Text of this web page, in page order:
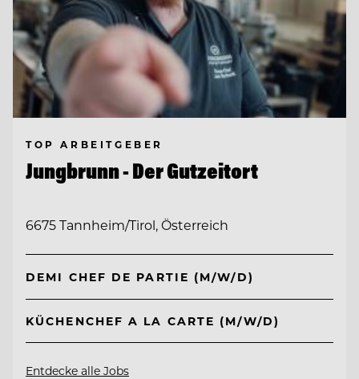
TOP ARBEITGEBER
Jungbrunn - Der Gutzeitort
6675 Tannheim/Tirol, Österreich
DEMI CHEF DE PARTIE (M/W/D)
KÜCHENCHEF A LA CARTE (M/W/D)
Entdecke alle Jobs